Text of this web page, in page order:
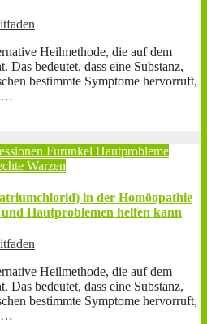
Heilmethode, die auf dem
bedeutet, dass eine Substanz,
bestimmte Symptome hervorruft,
Furunkel Hautprobleme
Warzen
in der Homöopathie
Hautproblemen helfen kann
Heilmethode, die auf dem
bedeutet, dass eine Substanz,
bestimmte Symptome hervorruft,